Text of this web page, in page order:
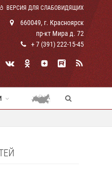
ВЕРСИЯ ДЛЯ СЛАБОВИДЯЩИХ
660049, г. Красноярск
пр-кт Мира д. 72
+ 7 (391) 222-15-45